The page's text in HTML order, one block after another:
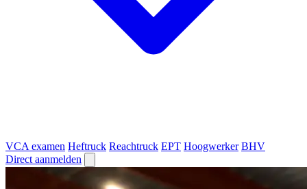
VCA examen Heftruck Reachtruck EPT Hoogwerker BHV
Direct aanmelden